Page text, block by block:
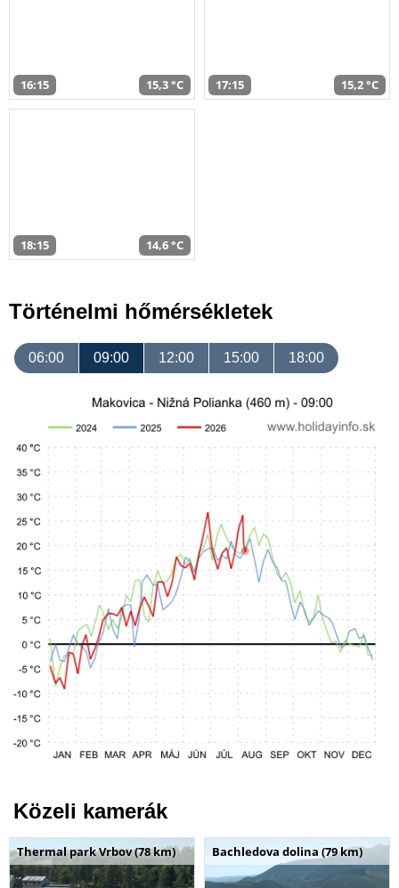
16:15 15,3 °C 17:15 15,2 °C
18:15 14,6 °C
Történelmi hőmérsékletek
06:00 09:00 12:00 15:00 18:00
Közeli kamerák
Thermal park Vrbov (78 km) Bachledova dolina (79 km)